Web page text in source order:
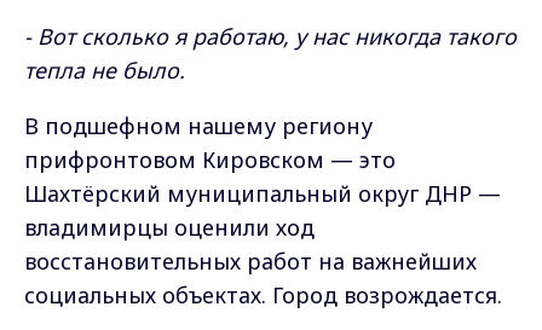
- Вот сколько я работаю, у нас никогда такого
тепла не было.
В подшефном нашему региону
прифронтовом Кировском — это
Шахтёрский муниципальный округ ДНР —
владимирцы оценили ход
восстановительных работ на важнейших
социальных объектах. Город возрождается.